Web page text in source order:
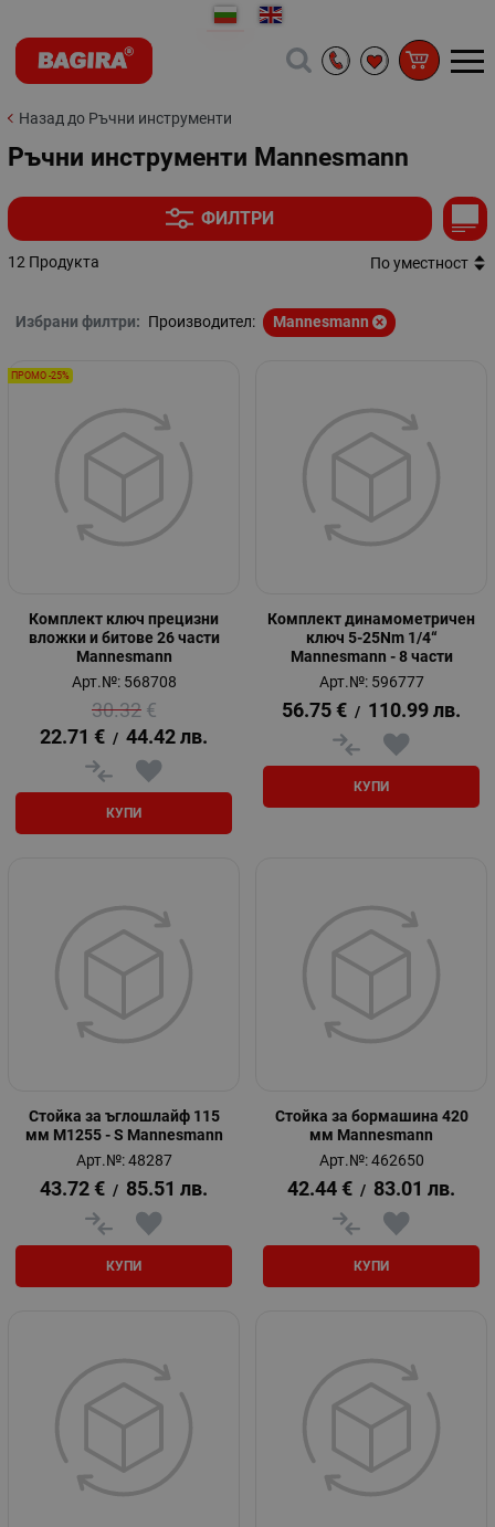
Назад до Ръчни инструменти
Ръчни инструменти Mannesmann
ФИЛТРИ
12 Продукта По уместност
Избрани филтри: Производител: Mannesmann
Комплект ключ прецизни
вложки и битове 26 части
Mannesmann
Арт.№: 568708
30.32 €
22.71 € / 44.42 лв.
КУПИ
ПРОМО -25%
Комплект динамометричен
ключ 5-25Nm 1/4“
Mannesmann - 8 части
Арт.№: 596777
56.75 € / 110.99 лв.
КУПИ
Стойка за ъглошлайф 115
мм M1255 - S Mannesmann
Арт.№: 48287
43.72 € / 85.51 лв.
КУПИ
Стойка за бормашина 420
мм Mannesmann
Арт.№: 462650
42.44 € / 83.01 лв.
КУПИ